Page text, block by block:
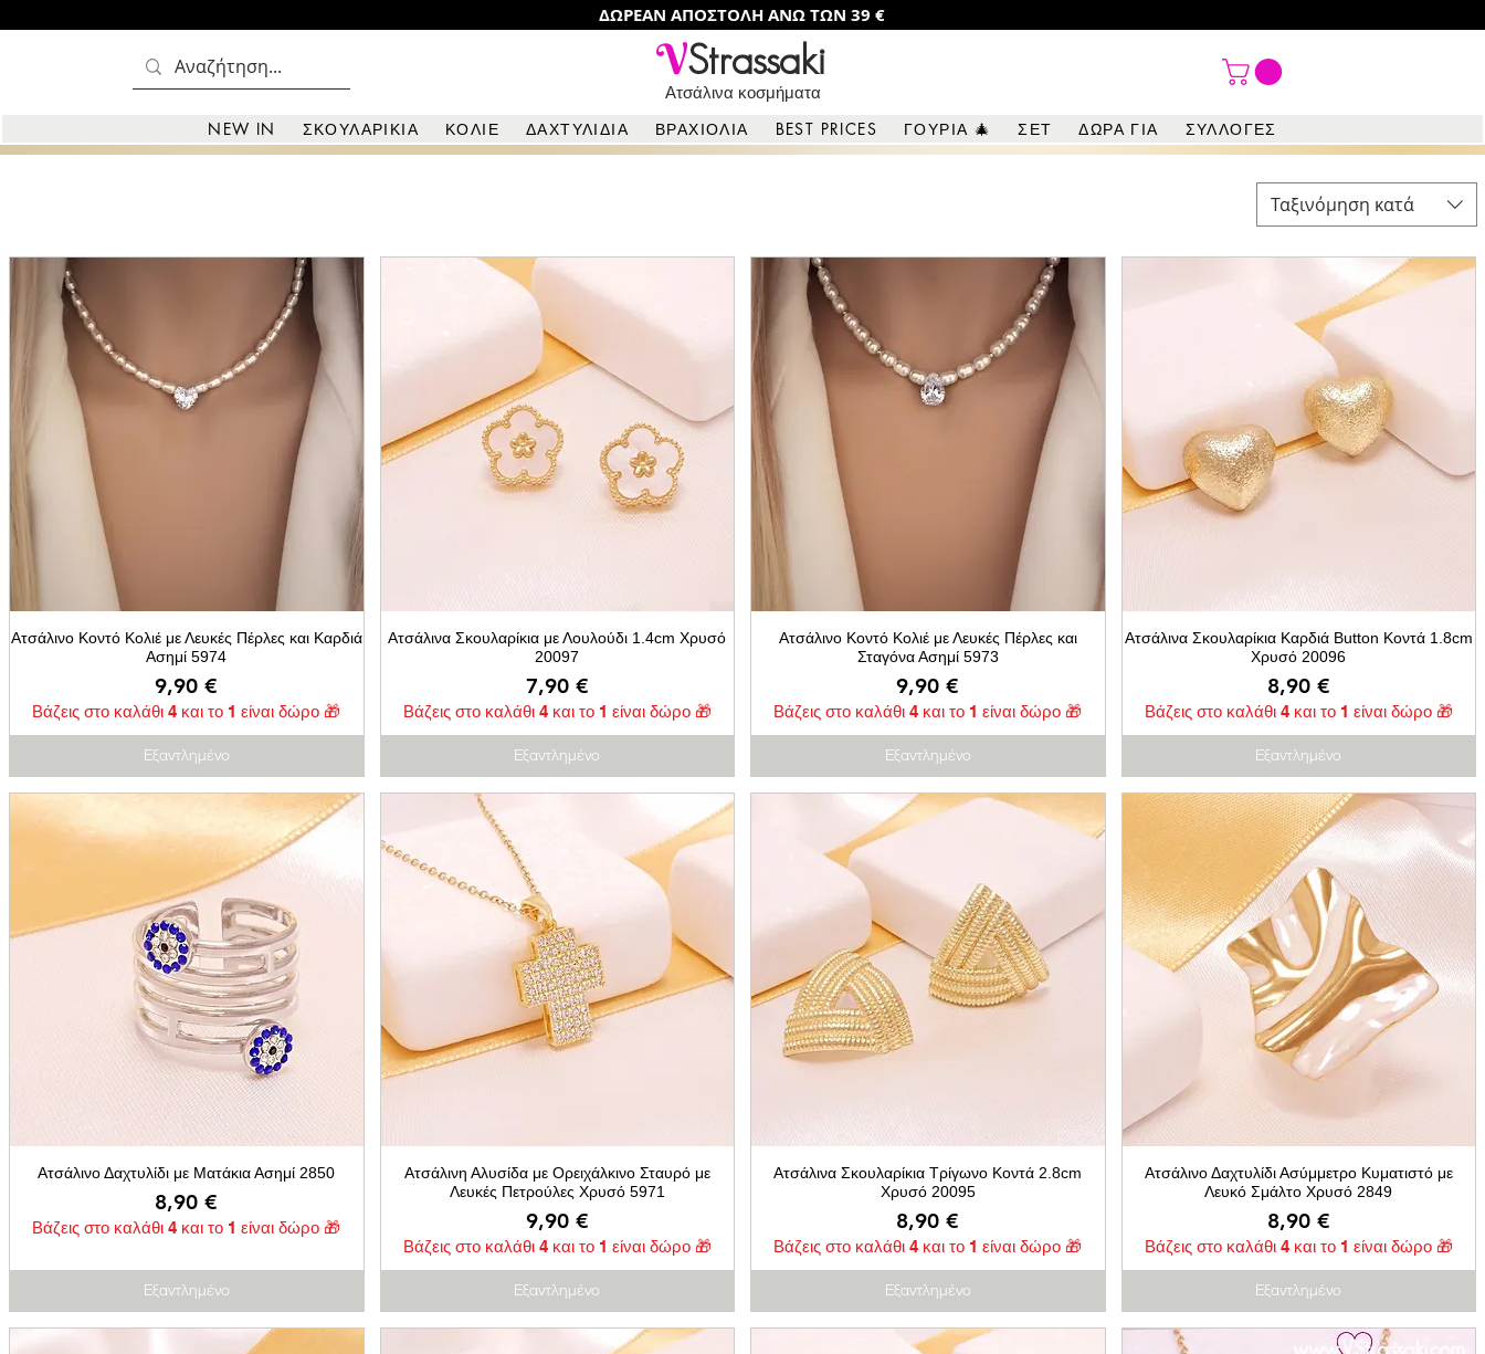
ΔΩΡΕΑΝ ΑΠΟΣΤΟΛΗ ΑΝΩ ΤΩΝ 39 €
VStrassaki
Ατσάλινα κοσμήματα
NEW IN ΣΚΟΥΛΑΡΙΚΙΑ ΚΟΛΙΕ ΔΑΧΤΥΛΙΔΙΑ ΒΡΑΧΙΟΛΙΑ BEST PRICES ΓΟΥΡΙΑ 🎄 ΣΕΤ ΔΩΡΑ ΓΙΑ ΣΥΛΛΟΓΕΣ
Δωρεάν αποστολή και αντικαταβολή για παραγγελίες άνω των 30 €
Ταξινόμηση κατά
Ατσάλινο Κοντό Κολιέ με Λευκές Πέρλες και Καρδιά
Ασημί 5974
Τιμή
9,90 €
Βάζεις στο καλάθι 4 και το 1 είναι δώρο 🎁
Εξαντλημένο
Ατσάλινα Σκουλαρίκια με Λουλούδι 1.4cm Χρυσό
20097
Τιμή
7,90 €
Βάζεις στο καλάθι 4 και το 1 είναι δώρο 🎁
Εξαντλημένο
Ατσάλινο Κοντό Κολιέ με Λευκές Πέρλες και
Σταγόνα Ασημί 5973
Τιμή
9,90 €
Βάζεις στο καλάθι 4 και το 1 είναι δώρο 🎁
Εξαντλημένο
Ατσάλινα Σκουλαρίκια Καρδιά Button Κοντά 1.8cm
Χρυσό 20096
Τιμή
8,90 €
Βάζεις στο καλάθι 4 και το 1 είναι δώρο 🎁
Εξαντλημένο
Ατσάλινο Δαχτυλίδι με Ματάκια Ασημί 2850
Τιμή
8,90 €
Βάζεις στο καλάθι 4 και το 1 είναι δώρο 🎁
Εξαντλημένο
Ατσάλινη Αλυσίδα με Ορειχάλκινο Σταυρό με
Λευκές Πετρούλες Χρυσό 5971
Τιμή
9,90 €
Βάζεις στο καλάθι 4 και το 1 είναι δώρο 🎁
Εξαντλημένο
Ατσάλινα Σκουλαρίκια Τρίγωνο Κοντά 2.8cm
Χρυσό 20095
Τιμή
8,90 €
Βάζεις στο καλάθι 4 και το 1 είναι δώρο 🎁
Εξαντλημένο
Ατσάλινο Δαχτυλίδι Ασύμμετρο Κυματιστό με
Λευκό Σμάλτο Χρυσό 2849
Τιμή
8,90 €
Βάζεις στο καλάθι 4 και το 1 είναι δώρο 🎁
Εξαντλημένο